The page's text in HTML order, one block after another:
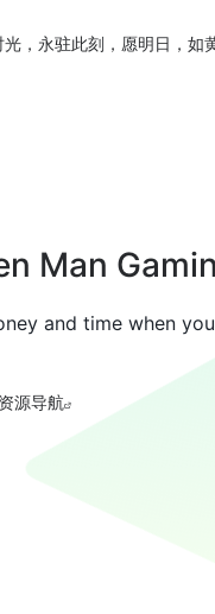
光，永驻此刻，愿明日，如
Man
and time when
资源导航